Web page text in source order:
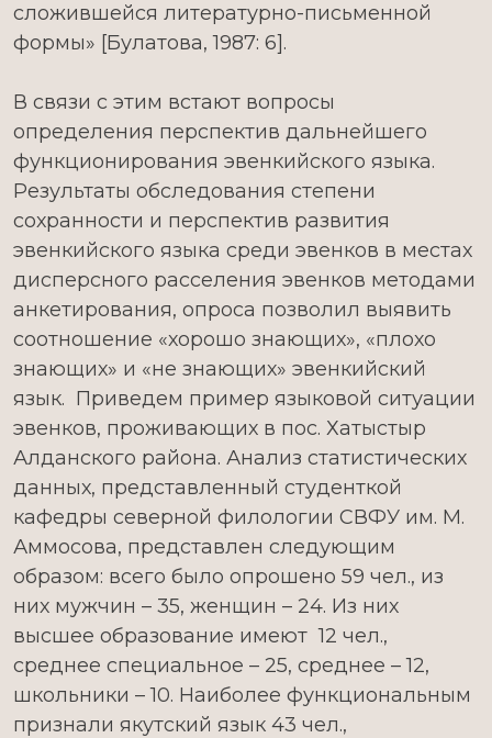
сложившейся литературно-письменной
формы» [Булатова, 1987: 6].
В связи с этим встают вопросы
определения перспектив дальнейшего
функционирования эвенкийского языка.
Результаты обследования степени
сохранности и перспектив развития
эвенкийского языка среди эвенков в местах
дисперсного расселения эвенков методами
анкетирования, опроса позволил выявить
соотношение «хорошо знающих», «плохо
знающих» и «не знающих» эвенкийский
язык. Приведем пример языковой ситуации
эвенков, проживающих в пос. Хатыстыр
Алданского района. Анализ статистических
данных, представленный студенткой
кафедры северной филологии СВФУ им. М.
Аммосова, представлен следующим
образом: всего было опрошено 59 чел., из
них мужчин – 35, женщин – 24. Из них
высшее образование имеют 12 чел.,
среднее специальное – 25, среднее – 12,
школьники – 10. Наиболее функциональным
признали якутский язык 43 чел.,